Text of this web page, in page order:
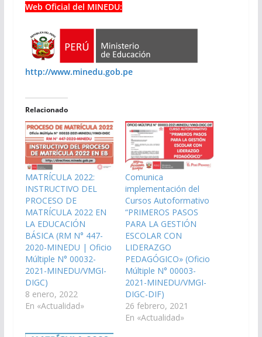
Web Oficial del MINEDU:
http://www.minedu.gob.pe
Relacionado
MATRÍCULA 2022:
INSTRUCTIVO DEL
PROCESO DE
MATRÍCULA 2022 EN
LA EDUCACIÓN
BÁSICA (RM N° 447-
2020-MINEDU | Oficio
Múltiple N° 00032-
2021-MINEDU/VMGI-
DIGC)
8 enero, 2022
En «Actualidad»
Comunica
implementación del
Cursos Autoformativo
“PRIMEROS PASOS
PARA LA GESTIÓN
ESCOLAR CON
LIDERAZGO
PEDAGÓGICO» (Oficio
Múltiple N° 00003-
2021-MINEDU/VMGI-
DIGC-DIF)
26 febrero, 2021
En «Actualidad»